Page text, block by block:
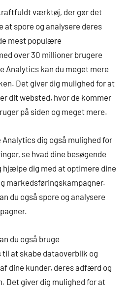
værktøj, der gør det
spore og analysere deres
mest populære
over 30 millioner brugere
Analytics kan du meget mere
Det giver dig mulighed for at
dit websted, hvor de kommer
på siden og meget mere.
Analytics dig også mulighed for
se hvad dine besøgende
hjælpe dig med at optimere dine
markedsføringskampagner.
du også spore og analysere
du også bruge
at skabe dataoverblik og
dine kunder, deres adfærd og
Det giver dig mulighed for at